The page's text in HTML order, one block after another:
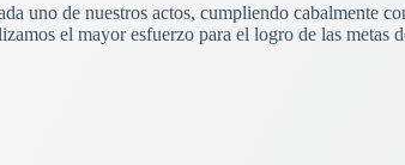
uno de nuestros actos, cumpliendo cabalmente
el mayor esfuerzo para el logro de las metas